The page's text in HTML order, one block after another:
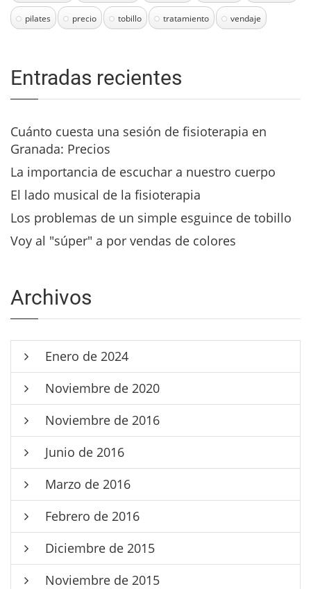
pilates precio tobillo tratamiento vendaje
Entradas recientes
Cuánto cuesta una sesión de fisioterapia en
Granada: Precios
La importancia de escuchar a nuestro cuerpo
El lado musical de la fisioterapia
Los problemas de un simple esguince de tobillo
Voy al "súper" a por vendas de colores
Archivos
Enero de 2024
Noviembre de 2020
Noviembre de 2016
Junio de 2016
Marzo de 2016
Febrero de 2016
Diciembre de 2015
Noviembre de 2015